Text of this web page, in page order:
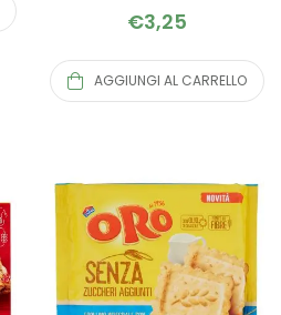
€3,25
AGGIUNGI AL CARRELLO